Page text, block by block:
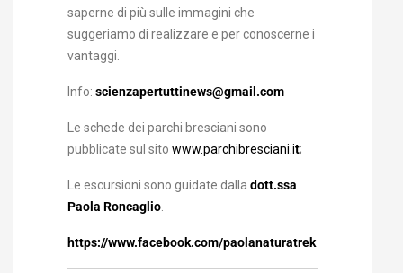
saperne di più sulle immagini che
suggeriamo di realizzare e per conoscerne i
vantaggi.
Info: scienzapertuttinews@gmail.com
Le schede dei parchi bresciani sono
pubblicate sul sito www.parchibresciani.it;
Le escursioni sono guidate dalla dott.ssa
Paola Roncaglio.
https://www.facebook.com/paolanaturatrek